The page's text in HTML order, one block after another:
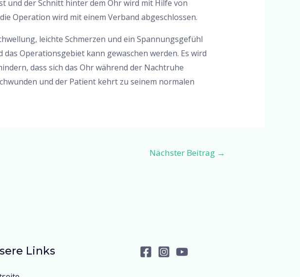
und der Schnitt hinter dem Ohr wird mit Hilfe von
Operation wird mit einem Verband abgeschlossen.
leichte Schmerzen und ein Spannungsgefühl
Operationsgebiet kann gewaschen werden. Es wird
dass sich das Ohr während der Nachtruhe
und der Patient kehrt zu seinem normalen
Nächster Beitrag →
Links